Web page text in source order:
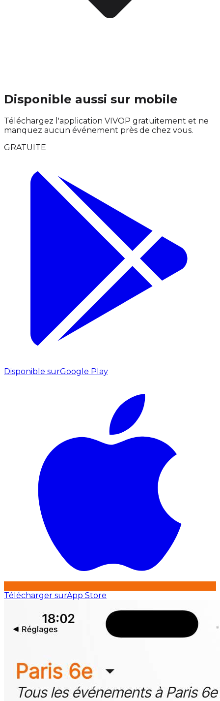
Disponible aussi sur mobile
Téléchargez l'application VIVOP gratuitement et ne
manquez aucun événement près de chez vous.
GRATUITE
Disponible surGoogle Play
Télécharger surApp Store